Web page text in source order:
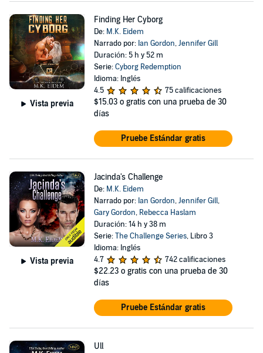
Vista previa
Finding Her Cyborg
De: M.K. Eidem
Narrado por: Ian Gordon,Jennifer Gill
Duración: 5 h y 52 m
Serie:Cyborg Redemption
Idioma: Inglés
4.5
75 calificaciones
$15.03 o gratis con una prueba de 30
días
Pruebe Estándar gratis
Vista previa
Jacinda's Challenge
De: M.K. Eidem
Narrado por: Ian Gordon,Jennifer Gill,
Gary Gordon, Rebecca Haslam
Duración: 14 h y 38 m
Serie:The Challenge Series, Libro 3
Idioma: Inglés
4.7
742 calificaciones
$22.23 o gratis con una prueba de 30
días
Pruebe Estándar gratis
Ull